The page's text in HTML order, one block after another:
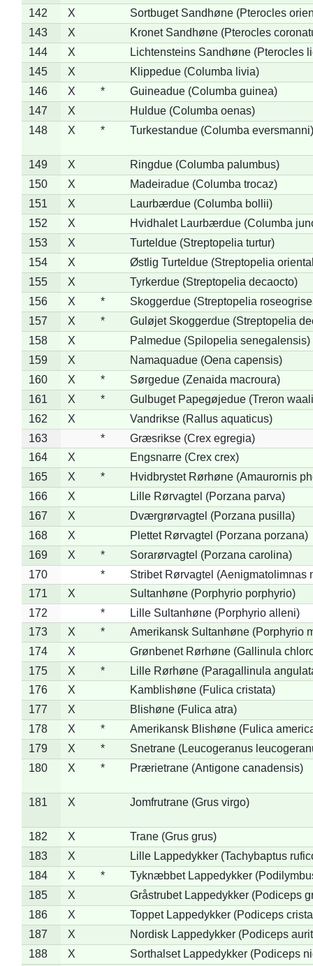
142
X
Sortbuget Sandhøne (Pterocles
143
X
Kronet Sandhøne (Pterocles
144
X
Lichtensteins Sandhøne (Pterocles
145
X
Klippedue (Columba livia)
146
X *
Guineadue (Columba guinea)
147
X
Huldue (Columba oenas)
148
X * Turkestandue (Columba eversmanni)
149 X
Ringdue (Columba palumbus)
150
X
Madeiradue (Columba trocaz)
151
X
Laurbærdue (Columba bollii)
152
X
Hvidhalet Laurbærdue (Columba
153
X
Turteldue (Streptopelia turtur)
154
X
Østlig Turteldue (Streptopelia
155
X
Tyrkerdue (Streptopelia decaocto)
156
X *
Skoggerdue (Streptopelia
157
X *
Guløjet Skoggerdue (Streptopelia
158
X
Palmedue (Spilopelia senegalensis)
159
X
Namaquadue (Oena capensis)
160
X *
Sørgedue (Zenaida macroura)
161
X *
Gulbuget Papegøjedue (Treron
162
X
Vandrikse (Rallus aquaticus)
163
*
Græsrikse (Crex egregia)
164
X
Engsnarre (Crex crex)
165
X *
Hvidbrystet Rørhøne (Amaurornis
166
X
Lille Rørvagtel (Porzana parva)
167
X
Dværgrørvagtel (Porzana pusilla)
168
X
Plettet Rørvagtel (Porzana porzana)
169
X *
Sorarørvagtel (Porzana carolina)
170
*
Stribet Rørvagtel (Aenigmatolimnas
171
X
Sultanhøne (Porphyrio porphyrio)
172
*
Lille Sultanhøne (Porphyrio alleni)
173
X *
Amerikansk Sultanhøne (Porphyrio
174
X
Grønbenet Rørhøne (Gallinula
175
X *
Lille Rørhøne (Paragallinula
176
X
Kamblishøne (Fulica cristata)
177
X
Blishøne (Fulica atra)
178
X *
Amerikansk Blishøne (Fulica
179
X *
Snetrane (Leucogeranus
180
X * Prærietrane (Antigone canadensis)
181 X Jomfrutrane (Grus virgo)
182 X
Trane (Grus grus)
183
X
Lille Lappedykker (Tachybaptus
184
X *
Tyknæbbet Lappedykker
185
X
Gråstrubet Lappedykker (Podiceps
186
X
Toppet Lappedykker (Podiceps
187
X
Nordisk Lappedykker (Podiceps
188
X
Sorthalset Lappedykker (Podiceps